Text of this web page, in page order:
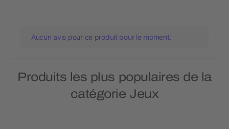
Aucun avis pour ce produit pour le moment.
Produits les plus populaires de la
catégorie Jeux